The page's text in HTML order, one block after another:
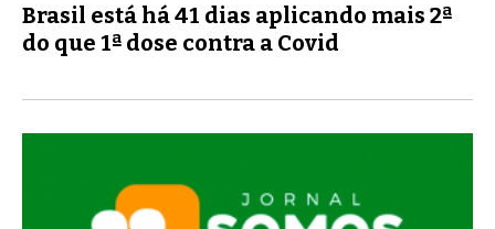
Brasil está há 41 dias aplicando mais 2ª
do que 1ª dose contra a Covid